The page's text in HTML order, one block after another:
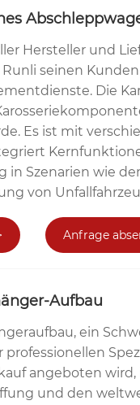
Hersteller und
seinen
Die
Es ist mit
in Szenarien wie
von
Anfrage
Aufbau
ein
professionellen
angeboten
und den